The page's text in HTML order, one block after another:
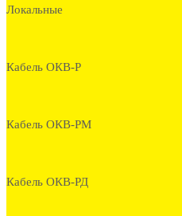
Локальные
Кабель ОКВ-Р
Кабель ОКВ-РМ
Кабель ОКВ-РД